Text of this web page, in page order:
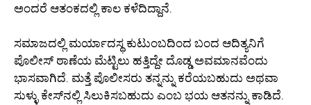
ಅಂದರೆ ಆತಂಕದಲ್ಲಿ ಕಾಲ ಕಳೆದಿದ್ದಾನೆ.
ಸಮಾಜದಲ್ಲಿ ಮರ್ಯಾದಸ್ಥ ಕುಟುಂಬದಿಂದ ಬಂದ ಆದಿತ್ಯನಿಗೆ
ಪೊಲೀಸ್ ಠಾಣೆಯ ಮೆಟ್ಟಿಲು ಹತ್ತಿದ್ದೇ ದೊಡ್ಡ ಅವಮಾನವೆಂದು
ಭಾಸವಾಗಿದೆ. ಮತ್ತೆ ಪೊಲೀಸರು ತನ್ನನ್ನು ಕರೆಯಬಹುದು ಅಥವಾ
ಸುಳ್ಳು ಕೇಸ್‌ನಲ್ಲಿ ಸಿಲುಕಿಸಬಹುದು ಎಂಬ ಭಯ ಆತನನ್ನು ಕಾಡಿದೆ.